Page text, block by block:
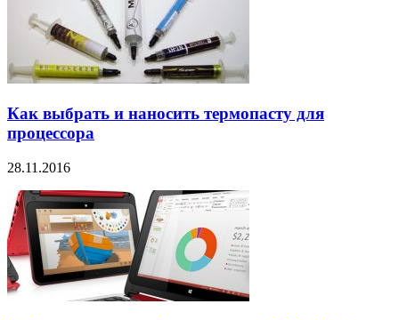
Как выбрать и наносить термопасту для
процессора
28.11.2016